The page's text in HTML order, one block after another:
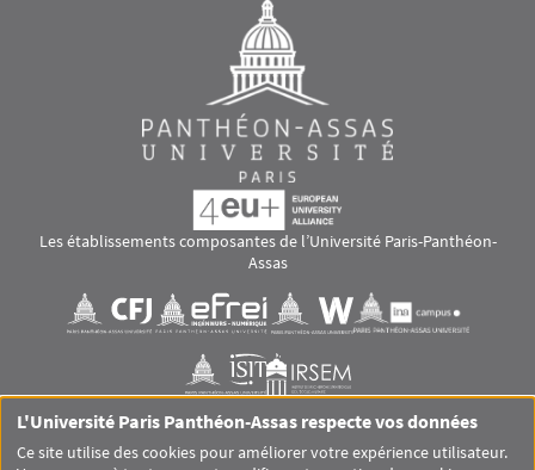
Les établissements composantes de l’Université Paris-Panthéon-
Assas
Visuel svgVisuel svg Visuel svgVisuel svg
Visuel svgVisuel svg
RS footer
L'Université Paris Panthéon-Assas respecte vos données
Ce site utilise des cookies pour améliorer votre expérience utilisateur.